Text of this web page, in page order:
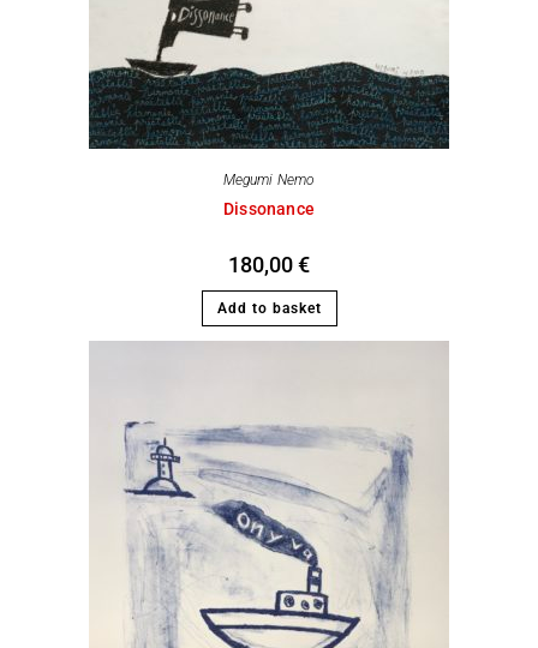
Megumi Nemo
Dissonance
180,00€
Add to basket